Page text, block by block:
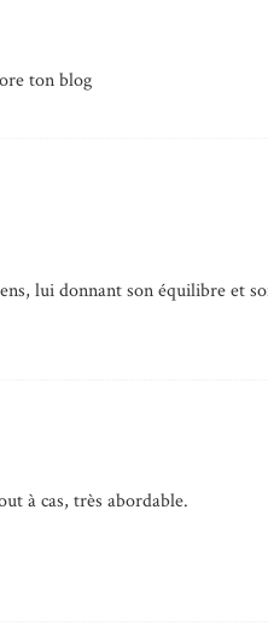
ton blog
lui donnant son équilibre et
à cas, très abordable.